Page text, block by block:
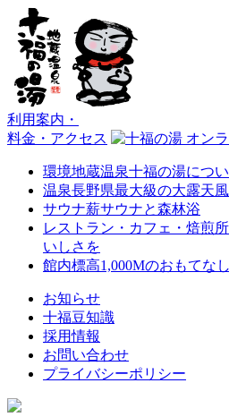
利用案内 ・
料金・アクセス
環境地蔵温泉十福の湯につ
温泉長野県最大級の大露天
サウナ薪サウナと森林浴
レストラン・カフェ・焙煎所
いしさを
館内標高1,000Mのおもてなし
お知らせ
十福豆知識
採用情報
お問い合わせ
プライバシーポリシー